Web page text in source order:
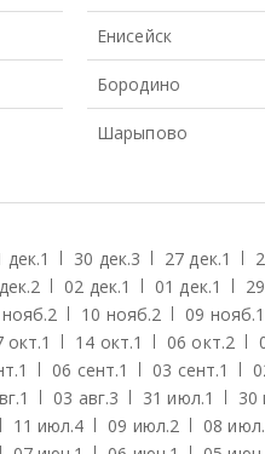
Енисейск
Бородино
Шарыпово
дек.1 30 дек.3 27 дек.1
2 02 дек.1 01 дек.1
2 10 нояб.2 09 нояб.1
окт.1 14 окт.1 06 окт.2
1 06 сент.1 03 сент.1
1 03 авг.3 31 июл.1 30
11 июл.4 09 июл.2 08 июл.